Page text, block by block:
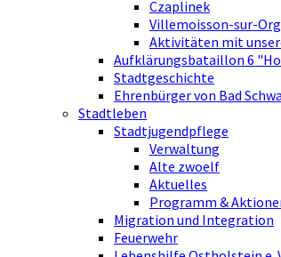
Czaplinek
Villemoisson-sur-
Aktivitäten mit
Aufklärungsbataillon 6
Stadtgeschichte
Ehrenbürger von Bad
Stadtleben
Stadtjugendpflege
Verwaltung
Alte zwoelf
Aktuelles
Programm &
Migration und Integration
Feuerwehr